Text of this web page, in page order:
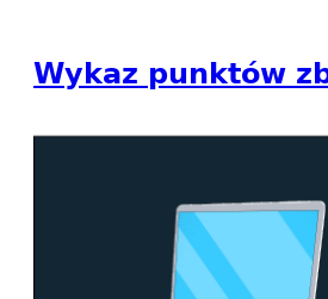
Wykaz punktów